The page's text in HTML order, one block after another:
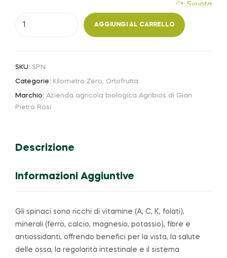
Svuota
AGGIUNGI AL CARRELLO
SKU: SPN
Categorie: Kilometro Zero, Ortofrutta
Marchio: Azienda agricola biologica Agribios di Gian
Pietro Rosi
Descrizione
Informazioni Aggiuntive
Gli spinaci sono ricchi di vitamine (A, C, K, folati),
minerali (ferro, calcio, magnesio, potassio), fibre e
antiossidanti, offrendo benefici per la vista, la salute
delle ossa, la regolarità intestinale e il sistema